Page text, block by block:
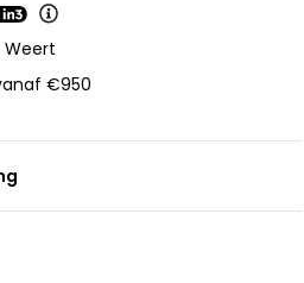
Weert
€950